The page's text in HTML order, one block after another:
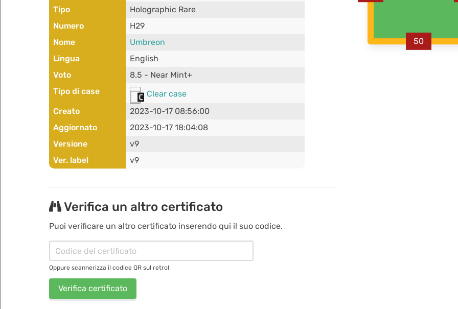
Tipo
Holographic Rare
Numero
H29
Nome
Umbreon
Lingua
English
Voto
8.5 - Near Mint+
Tipo di case
Clear case
Creato
2023-10-17 08:56:00
Aggiornato
2023-10-17 18:04:08
Versione
v9
Ver. label
v9
50
Verifica un altro certificato
Puoi verificare un altro certificato inserendo qui il suo codice.
Oppure scannerizza il codice QR sul retro!
Verifica certificato